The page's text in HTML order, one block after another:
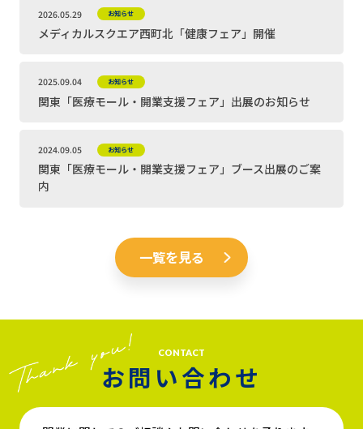
2026.05.29 お知らせ
メディカルスクエア西町北「健康フェア」開催
2025.09.04 お知らせ
関東「医療モール・開業支援フェア」出展のお知らせ
2024.09.05 お知らせ
関東「医療モール・開業支援フェア」ブース出展のご案
内
一覧を見る
CONTACT
お問い合わせ